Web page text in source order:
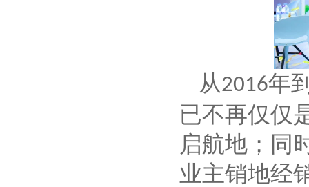
从2016年
已不再仅仅
启航地；同
业主销地经